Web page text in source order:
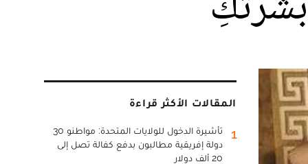
المقالات الأكثر قراءة
1
تأشيرة الدخول للولايات المتحدة: مواطنو 30
دولة إفريقية مطالبون بدفع كفالة تصل إلى
20 ألف دولار